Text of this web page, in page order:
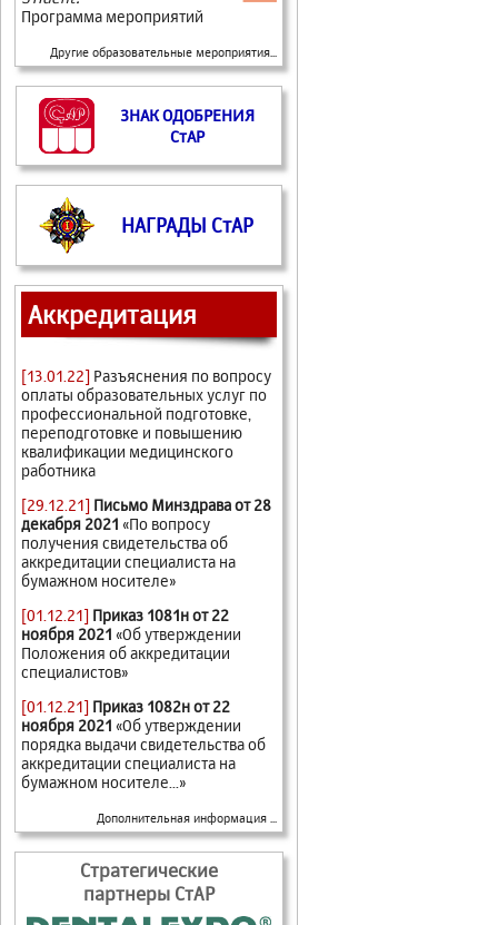
Программа мероприятий
Другие образовательные мероприятия...
ЗНАК ОДОБРЕНИЯ
СтАР
НАГРАДЫ СтАР
Аккредитация
[13.01.22] Разъяснения по вопросу
оплаты образовательных услуг по
профессиональной подготовке,
переподготовке и повышению
квалификации медицинского
работника
[29.12.21] Письмо Минздрава от 28
декабря 2021 «По вопросу
получения свидетельства об
аккредитации специалиста на
бумажном носителе»
[01.12.21] Приказ 1081н от 22
ноября 2021 «Об утверждении
Положения об аккредитации
специалистов»
[01.12.21] Приказ 1082н от 22
ноября 2021 «Об утверждении
порядка выдачи свидетельства об
аккредитации специалиста на
бумажном носителе...»
Дополнительная информация ...
Стратегические
партнеры СтАР